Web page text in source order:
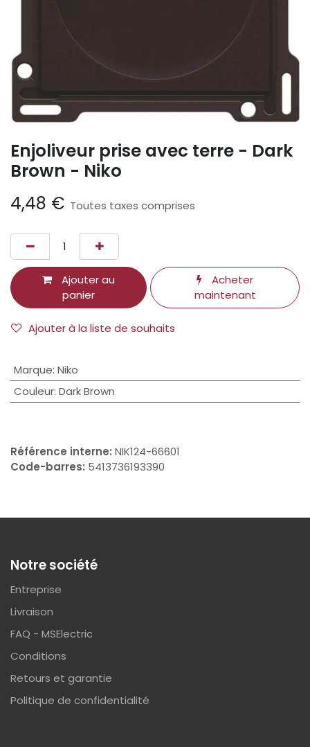
Enjoliveur prise avec terre - Dark
Brown - Niko
4,48 € Toutes taxes comprises
Ajouter au
panier
Acheter
maintenant
Ajouter à la liste de souhaits
Marque: Niko
Couleur: Dark Brown
Référence interne: NIK124-66601
Code-barres: 5413736193390
Notre société
Entreprise
Livraison
FAQ - MSElectric
Conditions
Retours et garantie
Politique de confidentialité